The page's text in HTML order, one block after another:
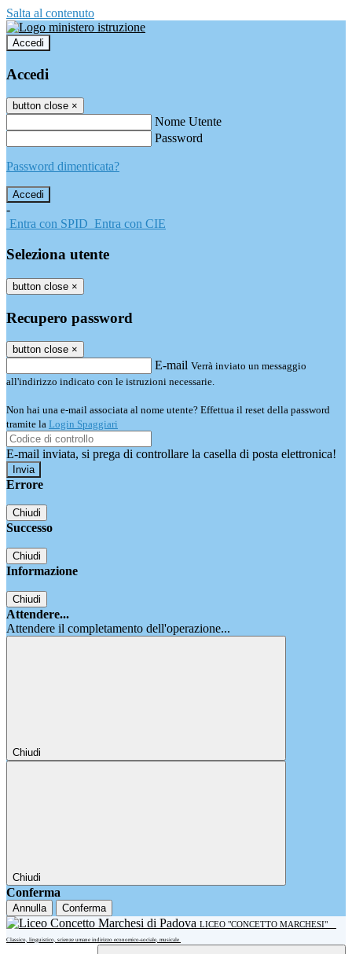
Salta al contenuto
Accedi
Accedi
button close ×
Nome Utente
Password
Password dimenticata?
-
Entra con SPID Entra con CIE
Seleziona utente
button close ×
Recupero password
button close ×
E-mail Verrà inviato un messaggio
all'indirizzo indicato con le istruzioni necessarie.
Non hai una e-mail associata al nome utente? Effettua il reset della password
tramite la Login Spaggiari
E-mail inviata, si prega di controllare la casella di posta elettronica!
Errore
Chiudi
Successo
Chiudi
Informazione
Chiudi
Attendere...
Attendere il completamento dell'operazione...
Chiudi
Chiudi
Conferma
Annulla Conferma
LICEO "CONCETTO MARCHESI"
Classico, linguistico, scienze umane indirizzo economico-sociale, musicale